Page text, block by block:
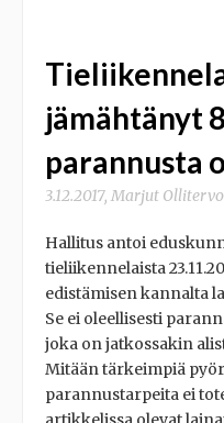
jämähtänyt
parannusta
3.12.2017, Marjut Ollitervo
Hallitus antoi
tieliikennelaista
edistämisen kannalta
Se ei oleellisesti
joka on jatkossakin
Mitään tärkeimpiä
parannustarpeita ei